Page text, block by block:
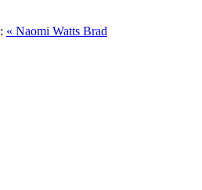
« Naomi Watts Brad